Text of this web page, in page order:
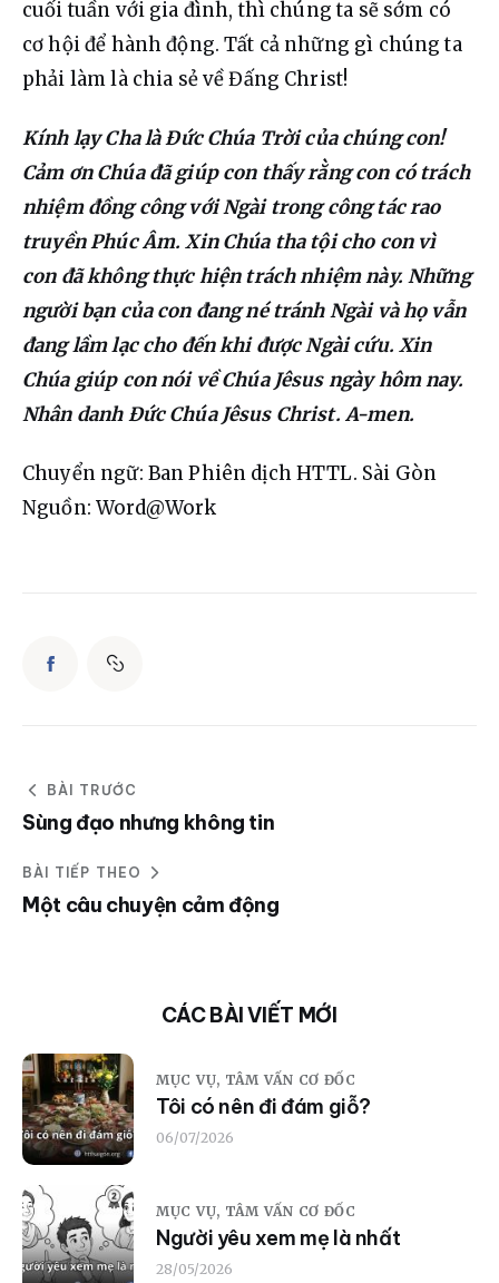
cuối tuần với gia đình, thì chúng ta sẽ sớm có
cơ hội để hành động. Tất cả những gì chúng ta
phải làm là chia sẻ về Đấng Christ!
Kính lạy Cha là Đức Chúa Trời của chúng con!
Cảm ơn Chúa đã giúp con thấy rằng con có trách
nhiệm đồng công với Ngài trong công tác rao
truyền Phúc Âm. Xin Chúa tha tội cho con vì
con đã không thực hiện trách nhiệm này. Những
người bạn của con đang né tránh Ngài và họ vẫn
đang lầm lạc cho đến khi được Ngài cứu. Xin
Chúa giúp con nói về Chúa Jêsus ngày hôm nay.
Nhân danh Đức Chúa Jêsus Christ. A-men.
Chuyển ngữ: Ban Phiên dịch HTTL. Sài Gòn
Nguồn: Word@Work
BÀI TRƯỚC
Sùng đạo nhưng không tin
BÀI TIẾP THEO
Một câu chuyện cảm động
CÁC BÀI VIẾT MỚI
MỤC VỤ, TÂM VẤN CƠ ĐỐC
Tôi có nên đi đám giỗ?
06/07/2026
MỤC VỤ, TÂM VẤN CƠ ĐỐC
Người yêu xem mẹ là nhất
28/05/2026